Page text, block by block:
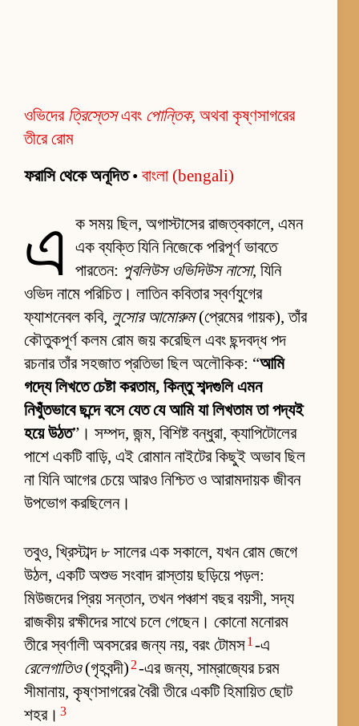
ওভিদের ত্রিস্তেসএবং পোন্তিক, অথবা কৃষ্ণসাগরের
তীরে রোম
ফরাসি থেকে অনূদিত• বাংলা (bengali)
এ
ক সময় ছিল, অগাস্টাসের রাজত্বকালে, এমন
এক ব্যক্তি যিনি নিজেকে পরিপূর্ণ ভাবতে
পারতেন: পুবলিউস ওভিদিউস নাসো, যিনি
ওভিদ নামে পরিচিত। লাতিন কবিতার স্বর্ণযুগের
ফ্যাশনেবল কবি, লুসোর আমোরুম(প্রেমের গায়ক), তাঁর
কৌতুকপূর্ণ কলম রোম জয় করেছিল এবং ছন্দবদ্ধ পদ
রচনার তাঁর সহজাত প্রতিভা ছিল অলৌকিক: “আমি
গদ্যে লিখতে চেষ্টা করতাম, কিন্তু শব্দগুলি এমন
নিখুঁতভাবে ছন্দে বসে যেত যে আমি যা লিখতাম তা পদ্যই
হয়ে উঠত”। সম্পদ, জন্ম, বিশিষ্ট বন্ধুরা, ক্যাপিটোলের
পাশে একটি বাড়ি, এই রোমান নাইটের কিছুই অভাব ছিল
না যিনি আগের চেয়ে আরও নিশ্চিত ও আরামদায়ক জীবন
উপভোগ করছিলেন।
তবুও, খ্রিস্টাব্দ ৮ সালের এক সকালে, যখন রোম জেগে
উঠল, একটি অশুভ সংবাদ রাস্তায় ছড়িয়ে পড়ল:
মিউজদের প্রিয় সন্তান, তখন পঞ্চাশ বছর বয়সী, সদ্য
রাজকীয় রক্ষীদের সাথে চলে গেছেন। কোনো মনোরম
তীরে স্বর্ণালী অবসরের জন্য নয়, বরং টোমস1 -এ
রেলেগাতিও(গৃহবন্দী) 2-এর জন্য, সাম্রাজ্যের চরম
সীমানায়, কৃষ্ণসাগরের বৈরী তীরে একটি হিমায়িত ছোট
শহর। 3